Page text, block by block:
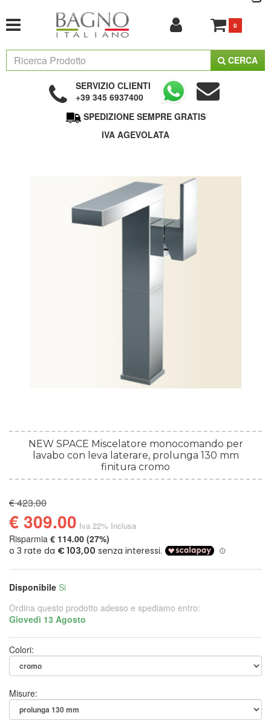
0
CERCA
SERVIZIO CLIENTI
+39 345 6937400
SPEDIZIONE SEMPRE GRATIS
IVA AGEVOLATA
NEW SPACE Miscelatore monocomando per
lavabo con leva laterare, prolunga 130 mm
finitura cromo
€ 423.00
€ 309.00 Iva 22% Inclusa
Risparmia € 114.00 (27%)
Disponibile Si
Ordina questo prodotto adesso e spediamo entro:
Giovedì 13 Agosto
Colori:
Misure: